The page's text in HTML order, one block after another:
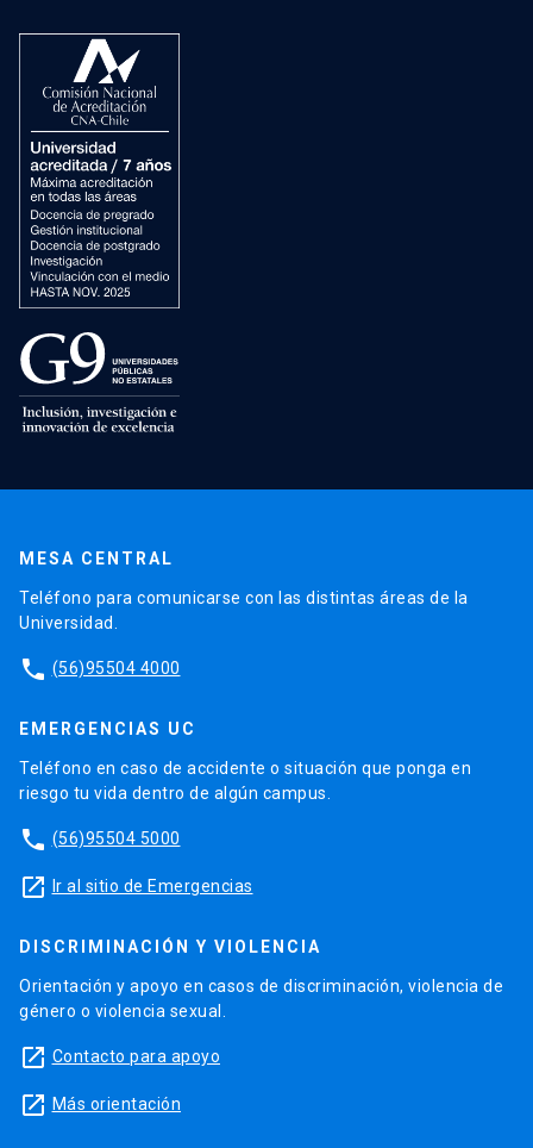
MESA CENTRAL
Teléfono para comunicarse con las distintas áreas de la
Universidad.
phone (56)95504 4000
EMERGENCIAS UC
Teléfono en caso de accidente o situación que ponga en
riesgo tu vida dentro de algún campus.
phone (56)95504 5000
launch Ir al sitio de Emergencias
DISCRIMINACIÓN Y VIOLENCIA
Orientación y apoyo en casos de discriminación, violencia de
género o violencia sexual.
launch Contacto para apoyo
launch Más orientación